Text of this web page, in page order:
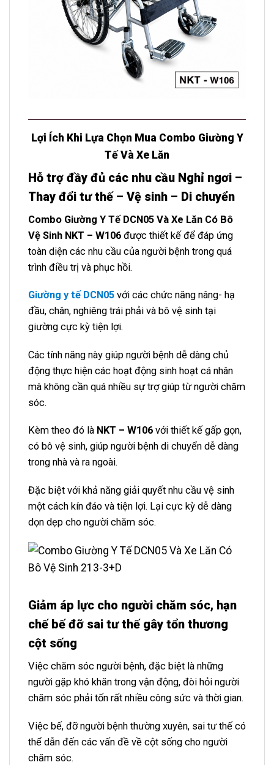
Lợi Ích Khi Lựa Chọn Mua Combo Giường Y
Tế Và Xe Lăn
Hỗ trợ đầy đủ các nhu cầu Nghỉ ngơi –
Thay đổi tư thế – Vệ sinh – Di chuyển
Combo Giường Y Tế DCN05 Và Xe Lăn Có Bô
Vệ Sinh NKT – W106 được thiết kế để đáp ứng
toàn diện các nhu cầu của người bệnh trong quá
trình điều trị và phục hồi.
Giường y tế DCN05 với các chức năng nâng- hạ
đầu, chân, nghiêng trái phải và bô vệ sinh tại
giường cực kỳ tiện lợi.
Các tính năng này giúp người bệnh dễ dàng chủ
động thực hiện các hoạt động sinh hoạt cá nhân
mà không cần quá nhiều sự trợ giúp từ người chăm
sóc.
Kèm theo đó là NKT – W106 với thiết kế gấp gọn,
có bô vệ sinh, giúp người bệnh di chuyển dễ dàng
trong nhà và ra ngoài.
Đặc biệt với khả năng giải quyết nhu cầu vệ sinh
một cách kín đáo và tiện lợi. Lại cực kỳ dễ dàng
dọn dẹp cho người chăm sóc.
Giảm áp lực cho người chăm sóc, hạn
chế bế đỡ sai tư thế gây tổn thương
cột sống
Việc chăm sóc người bệnh, đặc biệt là những
người gặp khó khăn trong vận động, đòi hỏi người
chăm sóc phải tốn rất nhiều công sức và thời gian.
Việc bế, đỡ người bệnh thường xuyên, sai tư thế có
thể dẫn đến các vấn đề về cột sống cho người
chăm sóc.